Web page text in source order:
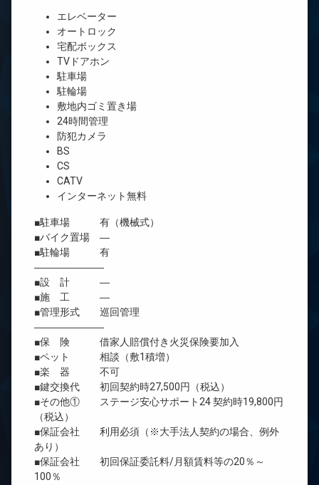
エレベーター
オートロック
宅配ボックス
TVドアホン
駐車場
駐輪場
敷地内ゴミ置き場
24時間管理
防犯カメラ
BS
CS
CATV
インターネット無料
■駐車場 有（機械式）
■バイク置場 ―
■駐輪場 有
―――――――
■設 計 ―
■施 工 ―
■管理形式 巡回管理
―――――――
■保 険 借家人賠償付き火災保険要加入
■ペット 相談（敷1積増）
■楽 器 不可
■鍵交換代 初回契約時27,500円（税込）
■その他① ステージ安心サポート24 契約時19,800円
（税込）
■保証会社 利用必須（※大手法人契約の場合、例外
あり）
■保証会社 初回保証委託料/月額賃料等の20％～
100％